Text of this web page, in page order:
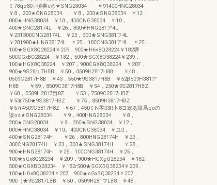
ミ78qo80⊃頃審o◎★SNG28034 ￥91400HNG28034
￥8，200★CNG28034 ￥8，200★SNG38034 ￥12，
000★HNG38034 ￥10，400CNG38034 ￥10，
400★SNG28174L ￥26，800★HNG281ア4L
￥231300CNG28174L ￥23，300★SNG381フ4L
￥281900★HNG38174L ￥25，100CNG381ア4L ￥25，
100★SGX8Q28224￥209，900★H6×8Q28224￥182騨
500CGxBQ28224 ￥182，500★SGX8Q38224￥239，
100★HGX8Q38224 ￥207，900CGX8Q38224 ￥207，
900★9S28ユ7HBB ￥50，0509H2817H88 ￥48．
0509C2817H8B ￥43，550★9S3817H8B ￥62β509H381ア
H8B ￥59，8509C3817H8B ￥54，250★9S2817HBZ
￥60，0509H2817目8Z ￥53，7509C2817HBZ
￥53r750★9S3817HBZ ￥75，8509H3817HBZ
￥67r4509C3817H8Z ￥67，450ミN零03R卜8ヨ睾あ障爲qoの
譲oo★SNG28034 ￥9，400HNG28034 ￥8，
200★CNG28034 ￥8，200★SNG38034 ￥12，
000★HNG38034 ￥10。400CNG38034 ￥ユ0，
400★SNG28174H ￥26，800HNG28174H ￥23，
300CNG28174H ￥23，300★SNG38174H ￥28，
900★HNG38174H ￥25，100CNG38174H ￥25，
100★sGx8Q28234 ￥209，900★HGXgQ28234 ￥182，
500★CGXBQ28234 ￥182r500★SGXBQ38234￥239，
100★HGx8Q38234￥207，900★cGxBQ38234￥207，
900［★9S2817LBB ￥50，0509H281フLB8 ￥48，